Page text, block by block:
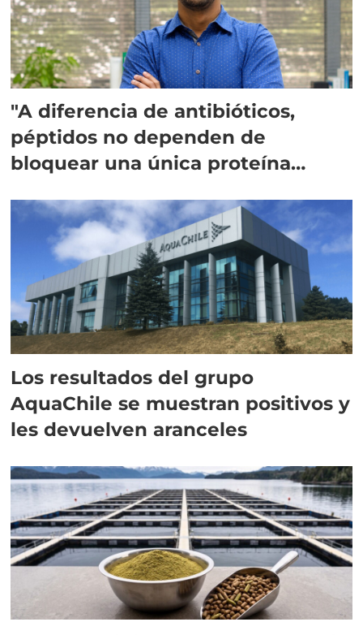
"A diferencia de antibióticos,
péptidos no dependen de
bloquear una única proteína
Los resultados del grupo
AquaChile se muestran positivos y
les devuelven aranceles